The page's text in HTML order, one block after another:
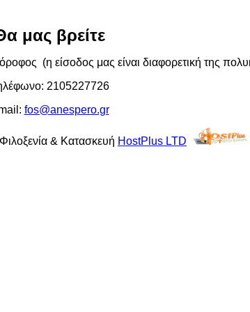
μας βρείτε
(η είσοδος μας είναι διαφορετική της
2105227726
fos@anespero.gr
& Κατασκευή HostPlus LTD